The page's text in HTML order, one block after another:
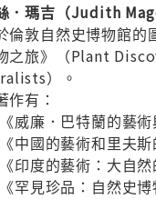
．瑪吉（Judith
倫敦自然史博物館的
之旅》（Plant
）。
作有：
威廉．巴特蘭的藝
中國的藝術和里夫
印度的藝術：大自
罕見珍品：自然史